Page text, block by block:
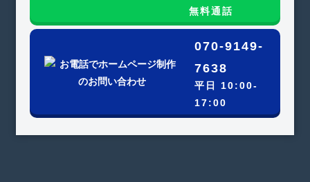
無料通話
070-9149-
7638
平日 10:00-
17:00